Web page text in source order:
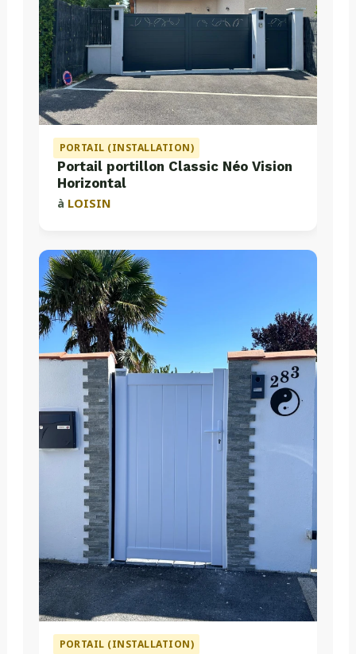
PORTAIL (INSTALLATION)
Portail portillon Classic Néo Vision
Horizontal
à LOISIN
PORTAIL (INSTALLATION)